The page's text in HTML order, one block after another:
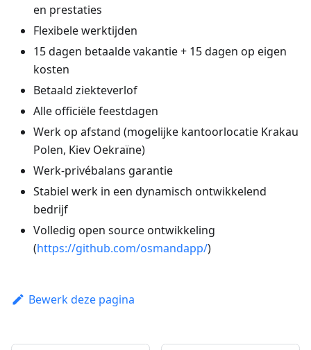
en prestaties
Flexibele werktijden
15 dagen betaalde vakantie + 15 dagen op eigen
kosten
Betaald ziekteverlof
Alle officiële feestdagen
Werk op afstand (mogelijke kantoorlocatie Krakau
Polen, Kiev Oekraïne)
Werk-privébalans garantie
Stabiel werk in een dynamisch ontwikkelend
bedrijf
Volledig open source ontwikkeling
(https://github.com/osmandapp/)
Bewerk deze pagina